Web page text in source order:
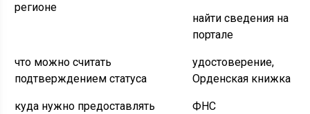
регионе
найти сведения на
портале
что можно считать
подтверждением статуса
удостоверение,
Орденская книжка
куда нужно предоставлять
ФНС